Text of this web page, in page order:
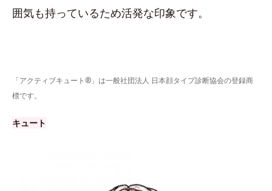
囲気も持っているため活発な印象です。
「アクティブキュート®」は一般社団法人 日本顔タイプ診断協会の登録商
標です。
キュート